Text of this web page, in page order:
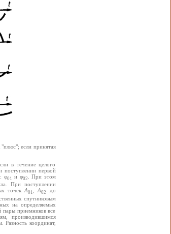
"плюс"; если принятая
в течение целого
поступлении первой
φ01 и φ02
. При этом
При поступлении
точекA01,A02
до
спутниковым
на определяемых
приемников все
производившимся
координат,